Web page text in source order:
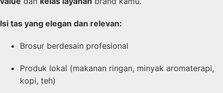
Isi tas yang elegan dan relevan:
Brosur berdesain profesional
Produk lokal (makanan ringan, minyak aromaterapi,
kopi, teh)